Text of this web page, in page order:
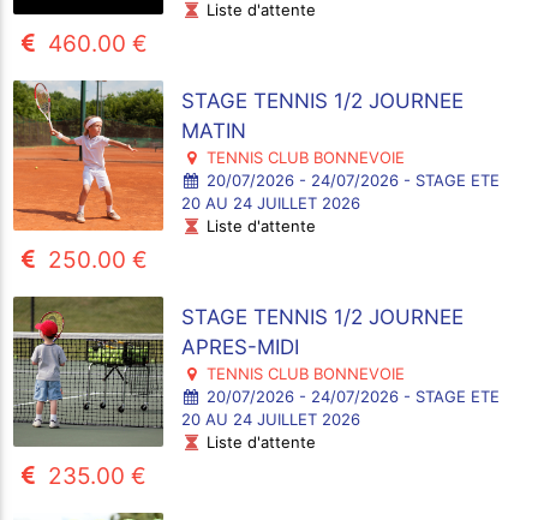
Liste d'attente
460.00 €
STAGE TENNIS 1/2 JOURNEE
MATIN
TENNIS CLUB BONNEVOIE
20/07/2026 - 24/07/2026 - STAGE ETE
20 AU 24 JUILLET 2026
Liste d'attente
250.00 €
STAGE TENNIS 1/2 JOURNEE
APRES-MIDI
TENNIS CLUB BONNEVOIE
20/07/2026 - 24/07/2026 - STAGE ETE
20 AU 24 JUILLET 2026
Liste d'attente
235.00 €